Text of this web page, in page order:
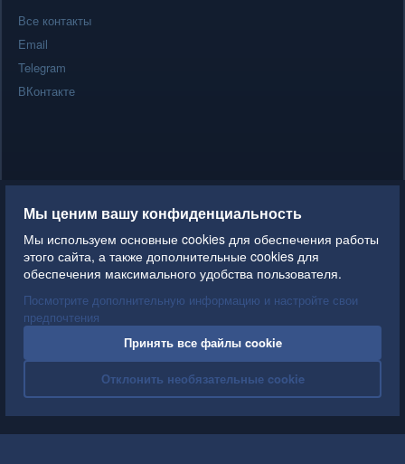
Все контакты
Email
Telegram
ВКонтакте
Мы ценим вашу конфиденциальность
Мы используем основные cookies для обеспечения работы
этого сайта, а также дополнительные cookies для
обеспечения максимального удобства пользователя.
Посмотрите дополнительную информацию и настройте свои
предпочтения
Принять все файлы cookie
Отклонить необязательные cookie